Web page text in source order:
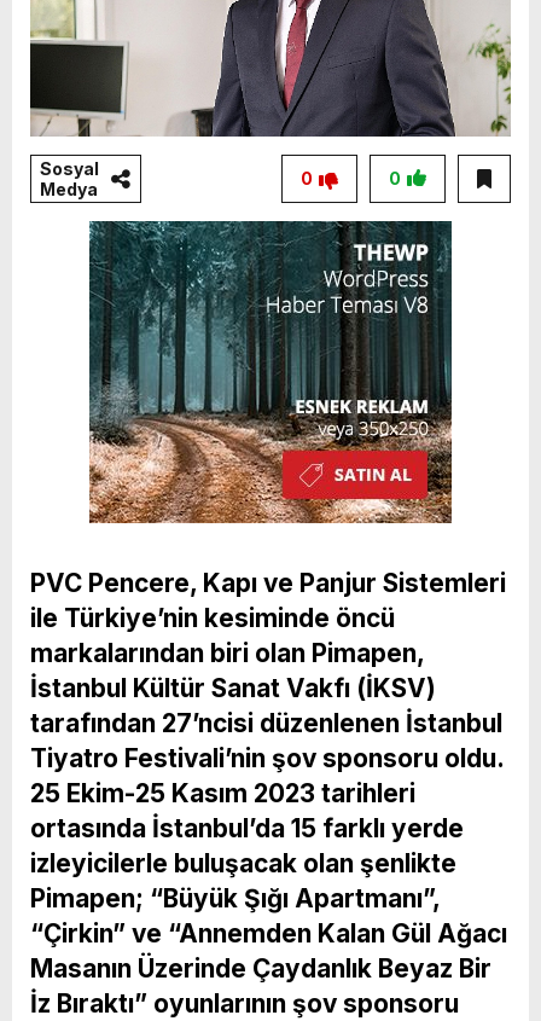
Sosyal
Medya
0
0
PVC Pencere, Kapı ve Panjur Sistemleri
ile Türkiye’nin kesiminde öncü
markalarından biri olan Pimapen,
İstanbul Kültür Sanat Vakfı (İKSV)
tarafından 27’ncisi düzenlenen İstanbul
Tiyatro Festivali’nin şov sponsoru oldu.
25 Ekim-25 Kasım 2023 tarihleri
ortasında İstanbul’da 15 farklı yerde
izleyicilerle buluşacak olan şenlikte
Pimapen; “Büyük Şığı Apartmanı”,
“Çirkin” ve “Annemden Kalan Gül Ağacı
Masanın Üzerinde Çaydanlık Beyaz Bir
İz Bıraktı” oyunlarının şov sponsoru